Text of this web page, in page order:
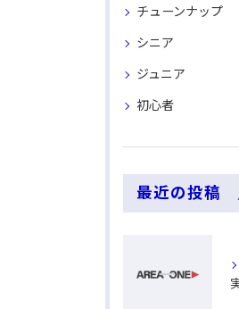
チューンナップ
シニア
ジュニア
初心者
最近の投稿